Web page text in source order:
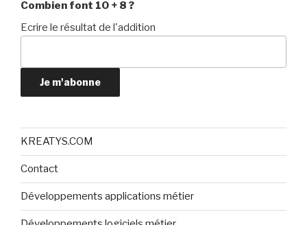
Combien font 10 + 8 ?
Ecrire le résultat de l'addition
Je m'abonne
KREATYS.COM
Contact
Développements applications métier